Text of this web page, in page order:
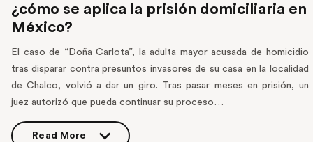
¿cómo se aplica la prisión domiciliaria en
México?
El caso de “Doña Carlota”, la adulta mayor acusada de homicidio
tras disparar contra presuntos invasores de su casa en la localidad
de Chalco, volvió a dar un giro. Tras pasar meses en prisión, un
juez autorizó que pueda continuar su proceso…
Read More